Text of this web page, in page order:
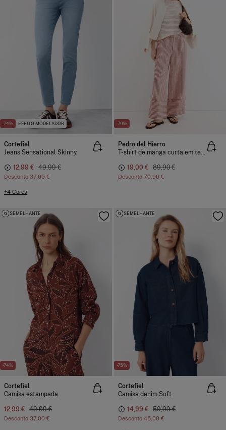
-74% EFEITO MODELADOR
Cortefiel
Jeans Sensational Skinny
12,99 € 49,99 €
Desconto 37,00 €
+4 Cores
-79%
Pedro del Hierro
T-shirt de manga curta em tecido perfurado
19,00 € 89,90 €
Desconto 70,90 €
-74%
SEMELHANTE
Cortefiel
Camisa estampada
12,99 € 49,99 €
Desconto 37,00 €
-75%
SEMELHANTE
Cortefiel
Camisa denim Soft
14,99 € 59,99 €
Desconto 45,00 €